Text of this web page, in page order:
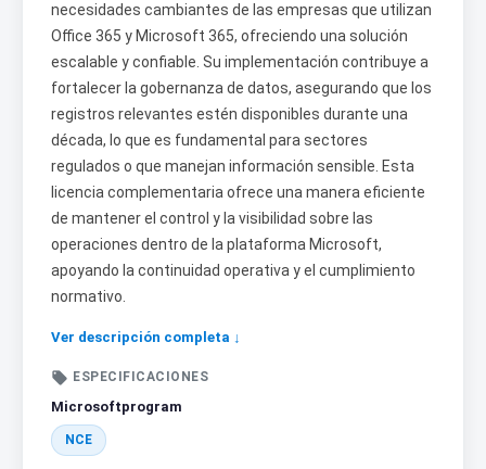
necesidades cambiantes de las empresas que utilizan
Office 365 y Microsoft 365, ofreciendo una solución
escalable y confiable. Su implementación contribuye a
fortalecer la gobernanza de datos, asegurando que los
registros relevantes estén disponibles durante una
década, lo que es fundamental para sectores
regulados o que manejan información sensible. Esta
licencia complementaria ofrece una manera eficiente
de mantener el control y la visibilidad sobre las
operaciones dentro de la plataforma Microsoft,
apoyando la continuidad operativa y el cumplimiento
normativo.
Ver descripción completa ↓
 ESPECIFICACIONES
Microsoftprogram
NCE